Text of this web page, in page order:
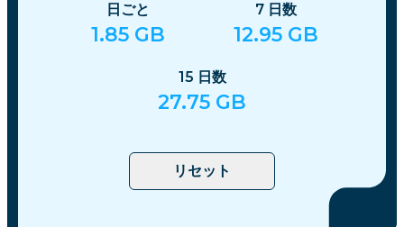
日ごと
1.85 GB
7 日数
12.95 GB
15 日数
27.75 GB
リセット